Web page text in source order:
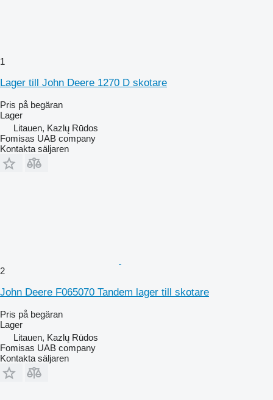
1
Lager till John Deere 1270 D skotare
Pris på begäran
Lager
Litauen, Kazlų Rūdos
Fomisas UAB company
Kontakta säljaren
2
John Deere F065070 Tandem lager till skotare
Pris på begäran
Lager
Litauen, Kazlų Rūdos
Fomisas UAB company
Kontakta säljaren